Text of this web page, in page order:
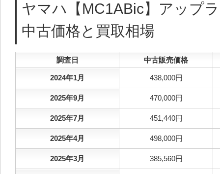
ヤマハ【MC1ABic】アップ
中古価格と買取相場
調査日 中古販売価格
2024年1月 438,000円
2025年9月 470,000円
2025年7月 451,440円
2025年4月 498,000円
2025年3月 385,560円